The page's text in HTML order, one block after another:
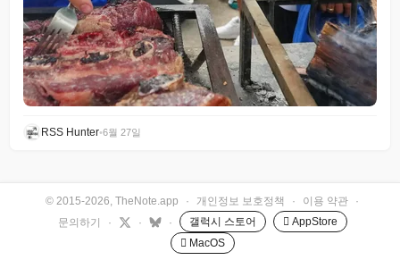
RSS Hunter•6월 27일
© 2015-2026, TheNote.app · 개인정보 보호정책 · 이용 약관
·
문의하기
· · · 갤럭시 스토어
 AppStore
 MacOS